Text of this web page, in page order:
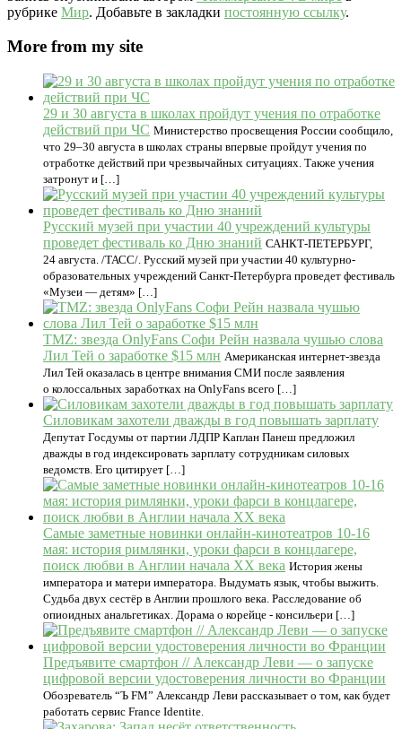
рубрике Мир. Добавьте в закладки постоянную ссылку.
More from my site
29 и 30 августа в школах пройдут учения по отработке
действий при ЧС Министерство просвещения России сообщило,
что 29–30 августа в школах страны впервые пройдут учения по
отработке действий при чрезвычайных ситуациях. Также учения
затронут и […]
Русский музей при участии 40 учреждений культуры
проведет фестиваль ко Дню знаний САНКТ-ПЕТЕРБУРГ,
24 августа. /ТАСС/. Русский музей при участии 40 культурно-
образовательных учреждений Санкт-Петербурга проведет фестиваль
«Музеи — детям» […]
TMZ: звезда OnlyFans Софи Рейн назвала чушью слова
Лил Тей о заработке $15 млн Американская интернет-звезда
Лил Тей оказалась в центре внимания СМИ после заявления
о колоссальных заработках на OnlyFans всего […]
Силовикам захотели дважды в год повышать зарплату
Депутат Госдумы от партии ЛДПР Каплан Панеш предложил
дважды в год индексировать зарплату сотрудникам силовых
ведомств. Его цитирует […]
Самые заметные новинки онлайн-кинотеатров 10-16
мая: история римлянки, уроки фарси в концлагере,
поиск любви в Англии начала XX века История жены
императора и матери императора. Выдумать язык, чтобы выжить.
Судьба двух сестёр в Англии прошлого века. Расследование об
опиоидных анальгетиках. Дорама о корейце - консильери […]
Предъявите смартфон // Александр Леви — о запуске
цифровой версии удостоверения личности во Франции
Обозреватель “Ъ FM” Александр Леви рассказывает о том, как будет
работать сервис France Identite.